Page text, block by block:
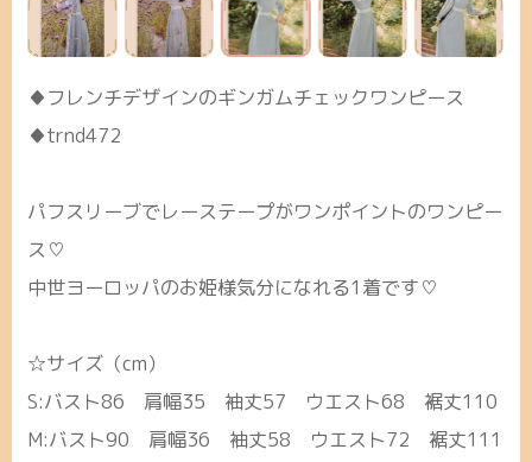
♦フレンチデザインのギンガムチェックワンピース
♦trnd472
パフスリーブでレーステープがワンポイントのワンピー
ス♡
中世ヨーロッパのお姫様気分になれる1着です♡
☆サイズ（cm）
S:バスト86 肩幅35 袖丈57 ウエスト68 裾丈110
M:バスト90 肩幅36 袖丈58 ウエスト72 裾丈111